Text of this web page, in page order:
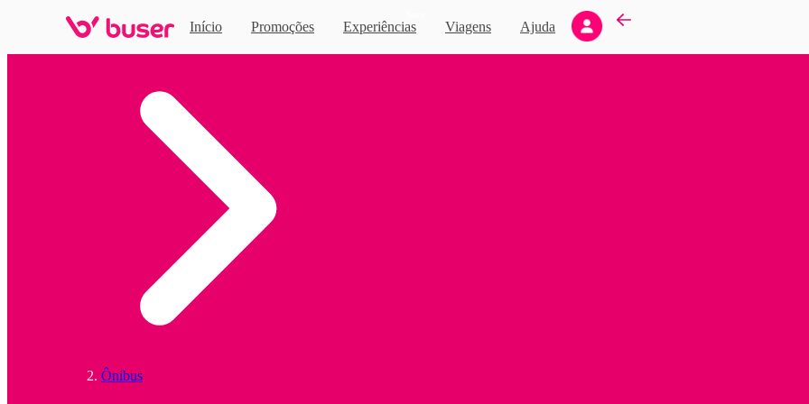
Início Promoções Experiências Viagens Ajuda
Ônibus